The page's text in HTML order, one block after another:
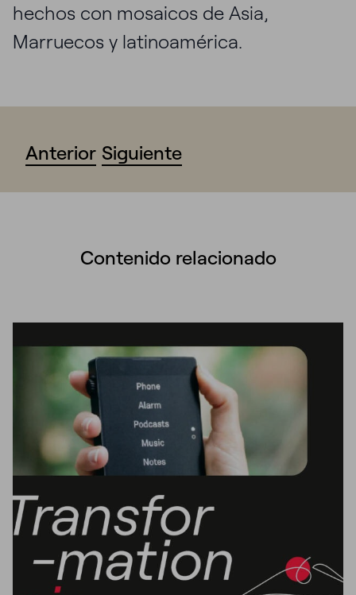
hechos con mosaicos de Asia,
Marruecos y latinoamérica.
Anterior Siguiente
Contenido relacionado